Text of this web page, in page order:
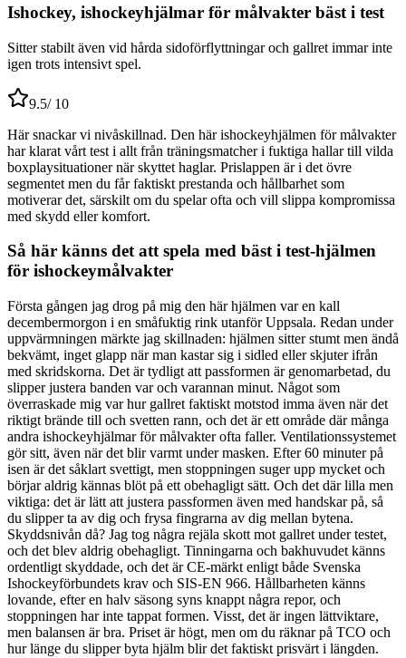
Ishockey, ishockeyhjälmar för målvakter bäst i test
Sitter stabilt även vid hårda sidoförflyttningar och gallret immar inte
igen trots intensivt spel.
9.5/ 10
Här snackar vi nivåskillnad. Den här ishockeyhjälmen för målvakter
har klarat vårt test i allt från träningsmatcher i fuktiga hallar till vilda
boxplaysituationer när skyttet haglar. Prislappen är i det övre
segmentet men du får faktiskt prestanda och hållbarhet som
motiverar det, särskilt om du spelar ofta och vill slippa kompromissa
med skydd eller komfort.
Så här känns det att spela med bäst i test-hjälmen
för ishockeymålvakter
Första gången jag drog på mig den här hjälmen var en kall
decembermorgon i en småfuktig rink utanför Uppsala. Redan under
uppvärmningen märkte jag skillnaden: hjälmen sitter stumt men ändå
bekvämt, inget glapp när man kastar sig i sidled eller skjuter ifrån
med skridskorna. Det är tydligt att passformen är genomarbetad, du
slipper justera banden var och varannan minut. Något som
överraskade mig var hur gallret faktiskt motstod imma även när det
riktigt brände till och svetten rann, och det är ett område där många
andra ishockeyhjälmar för målvakter ofta faller. Ventilationssystemet
gör sitt, även när det blir varmt under masken. Efter 60 minuter på
isen är det såklart svettigt, men stoppningen suger upp mycket och
börjar aldrig kännas blöt på ett obehagligt sätt. Och det där lilla men
viktiga: det är lätt att justera passformen även med handskar på, så
du slipper ta av dig och frysa fingrarna av dig mellan bytena.
Skyddsnivån då? Jag tog några rejäla skott mot gallret under testet,
och det blev aldrig obehagligt. Tinningarna och bakhuvudet känns
ordentligt skyddade, och det är CE-märkt enligt både Svenska
Ishockeyförbundets krav och SIS-EN 966. Hållbarheten känns
lovande, efter en halv säsong syns knappt några repor, och
stoppningen har inte tappat formen. Visst, det är ingen lättviktare,
men balansen är bra. Priset är högt, men om du räknar på TCO och
hur länge du slipper byta hjälm blir det faktiskt prisvärt i längden.